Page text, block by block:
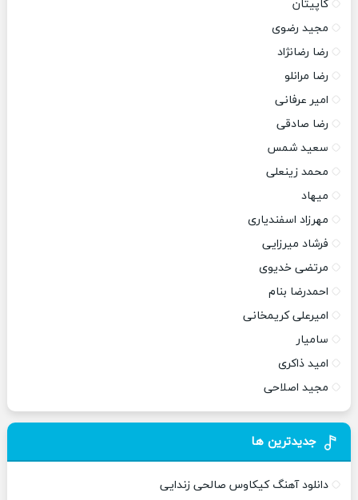
کاپیتان
مجید رضوی
رضا رضانژاد
رضا مرانلو
امیر عرفانی
رضا صادقی
سعید شمس
محمد زینعلی
میهاد
مهرزاد اسفندیاری
فرشاد میرزایی
مرتضی خدیوی
احمدرضا بنام
امیرعلی کریمخانی
سامیار
امید ذاکری
مجید اصلاحی
جدیدترین ها
دانلود آهنگ کیکاوس صالحی زندایی